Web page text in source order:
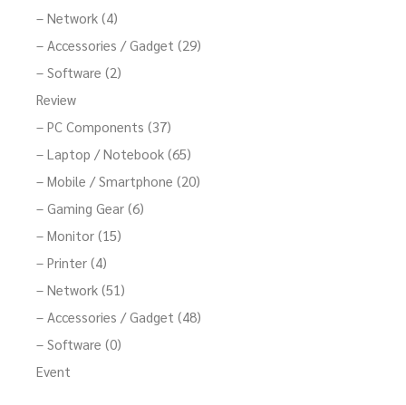
– Network (4)
– Accessories / Gadget (29)
– Software (2)
Review
– PC Components (37)
– Laptop / Notebook (65)
– Mobile / Smartphone (20)
– Gaming Gear (6)
– Monitor (15)
– Printer (4)
– Network (51)
– Accessories / Gadget (48)
– Software (0)
Event